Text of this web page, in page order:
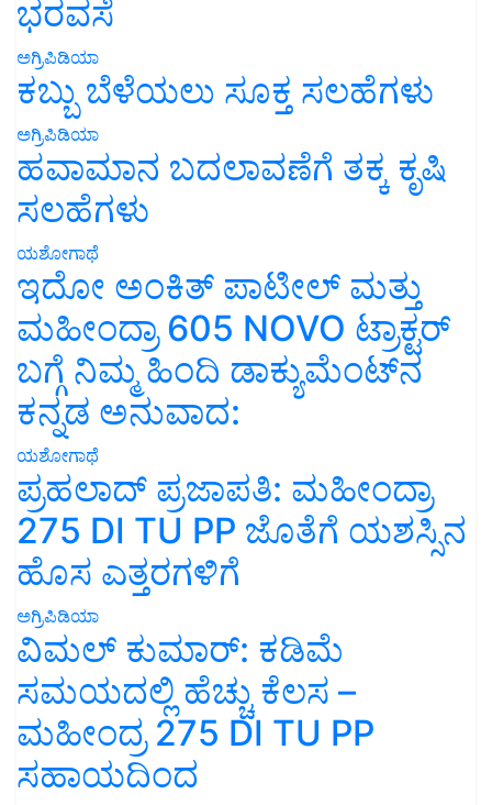
ಭರವಸೆ
ಅಗ್ರಿಪಿಡಿಯಾ
ಕಬ್ಬು ಬೆಳೆಯಲು ಸೂಕ್ತ ಸಲಹೆಗಳು
ಅಗ್ರಿಪಿಡಿಯಾ
ಹವಾಮಾನ ಬದಲಾವಣೆಗೆ ತಕ್ಕ ಕೃಷಿ
ಸಲಹೆಗಳು
ಯಶೋಗಾಥೆ
ಇದೋ ಅಂಕಿತ್ ಪಾಟೀಲ್ ಮತ್ತು
ಮಹೀಂದ್ರಾ 605 NOVO ಟ್ರಾಕ್ಟರ್
ಬಗ್ಗೆ ನಿಮ್ಮ ಹಿಂದಿ ಡಾಕ್ಯುಮೆಂಟ್‌ನ
ಕನ್ನಡ ಅನುವಾದ:
ಯಶೋಗಾಥೆ
ಪ್ರಹಲಾದ್ ಪ್ರಜಾಪತಿ: ಮಹೀಂದ್ರಾ
275 DI TU PP ಜೊತೆಗೆ ಯಶಸ್ಸಿನ
ಹೊಸ ಎತ್ತರಗಳಿಗೆ
ಅಗ್ರಿಪಿಡಿಯಾ
ವಿಮಲ್ ಕುಮಾರ್: ಕಡಿಮೆ
ಸಮಯದಲ್ಲಿ ಹೆಚ್ಚು ಕೆಲಸ –
ಮಹೀಂದ್ರ 275 DI TU PP
ಸಹಾಯದಿಂದ